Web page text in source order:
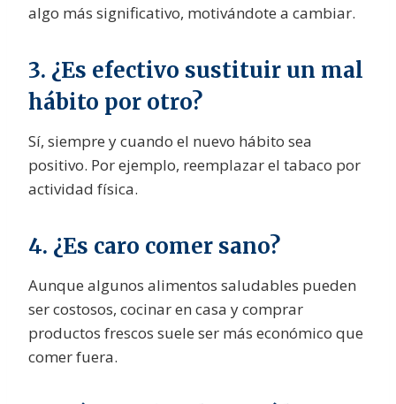
algo más significativo, motivándote a cambiar.
3. ¿Es efectivo sustituir un mal
hábito por otro?
Sí, siempre y cuando el nuevo hábito sea
positivo. Por ejemplo, reemplazar el tabaco por
actividad física.
4. ¿Es caro comer sano?
Aunque algunos alimentos saludables pueden
ser costosos, cocinar en casa y comprar
productos frescos suele ser más económico que
comer fuera.